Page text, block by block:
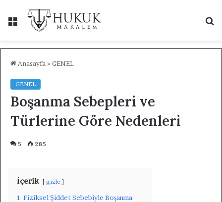
Menü
...
Anasayfa » GENEL
GENEL
Boşanma Sebepleri ve
Türlerine Göre Nedenleri
5 285
İçerik gizle
1 Fiziksel Şiddet Sebebiyle Boşanma